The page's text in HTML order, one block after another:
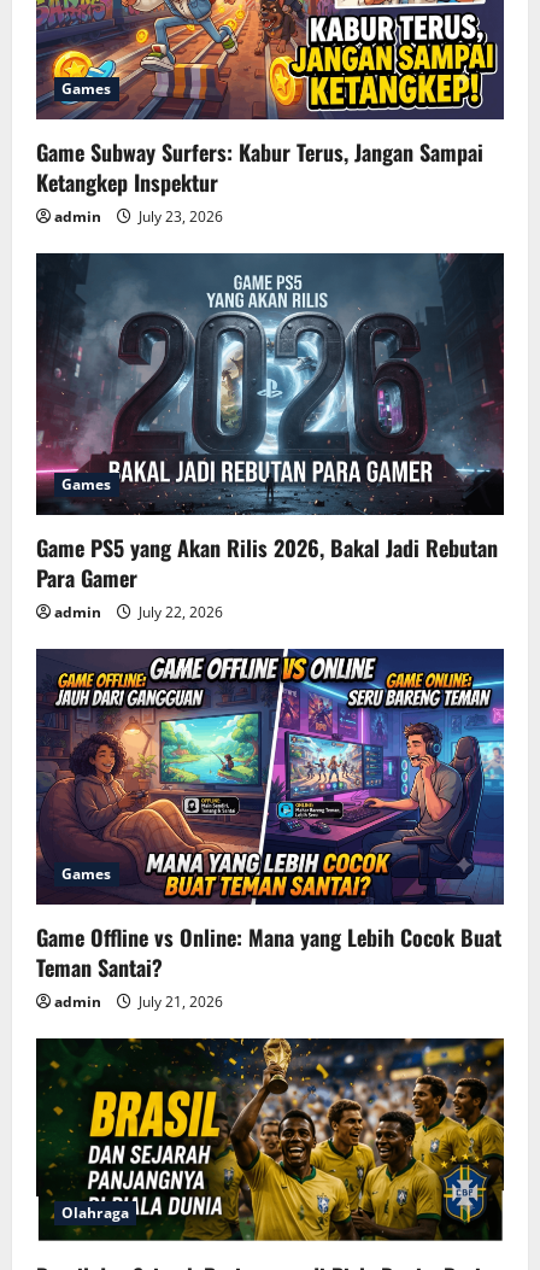
Games
Game Subway Surfers: Kabur Terus, Jangan Sampai
Ketangkep Inspektur
admin July 23, 2026
Games
Game PS5 yang Akan Rilis 2026, Bakal Jadi Rebutan
Para Gamer
admin July 22, 2026
Games
Game Offline vs Online: Mana yang Lebih Cocok Buat
Teman Santai?
admin July 21, 2026
Olahraga